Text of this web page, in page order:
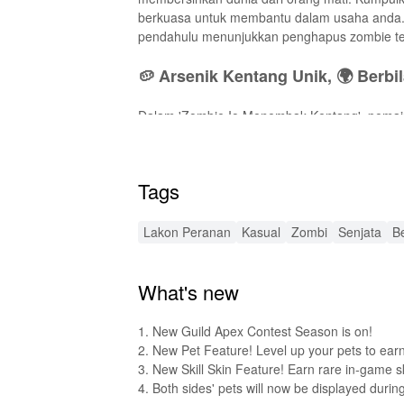
berkuasa untuk membantu dalam usaha
pendahulu menunjukkan penghapus zombie
🥔 Arsenik Kentang Unik, 🌍
Dalam 'Zombie Io Menembak Kentang',
kebolehan dan kesan peliknya sendiri.
berani, sentiasa ada cabaran baru untuk
🚀 Senjata Dipertingkatkan, 🎯
dipertingkatkan memberikan peningkatan
untuk memperibadikan askar spud anda dan
hebat ini!
🔊 Kesan Audio Dipertingkatkan
Tags
Lakon Peranan Kasual Zombi Senjata
What's new
1. New Guild Apex Contest Season is on!
2. New Pet Feature! Level up your pets to
3. New Skill Skin Feature! Earn rare in-game
4. Both sides' pets will now be displayed